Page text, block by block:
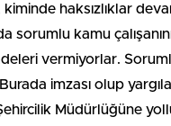
haksızlıklar
sorumlu kamu
vermiyorlar.
imzası olup
Müdürlüğüne